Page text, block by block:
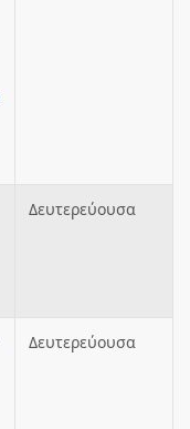
Δευτερεύουσα
Δευτερεύουσα